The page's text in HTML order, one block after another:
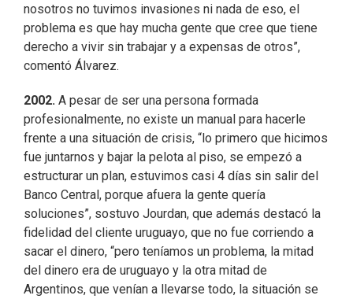
nosotros no tuvimos invasiones ni nada de eso, el
problema es que hay mucha gente que cree que tiene
derecho a vivir sin trabajar y a expensas de otros”,
comentó Álvarez.
2002. A pesar de ser una persona formada
profesionalmente, no existe un manual para hacerle
frente a una situación de crisis, “lo primero que hicimos
fue juntarnos y bajar la pelota al piso, se empezó a
estructurar un plan, estuvimos casi 4 días sin salir del
Banco Central, porque afuera la gente quería
soluciones”, sostuvo Jourdan, que además destacó la
fidelidad del cliente uruguayo, que no fue corriendo a
sacar el dinero, “pero teníamos un problema, la mitad
del dinero era de uruguayo y la otra mitad de
Argentinos, que venían a llevarse todo, la situación se